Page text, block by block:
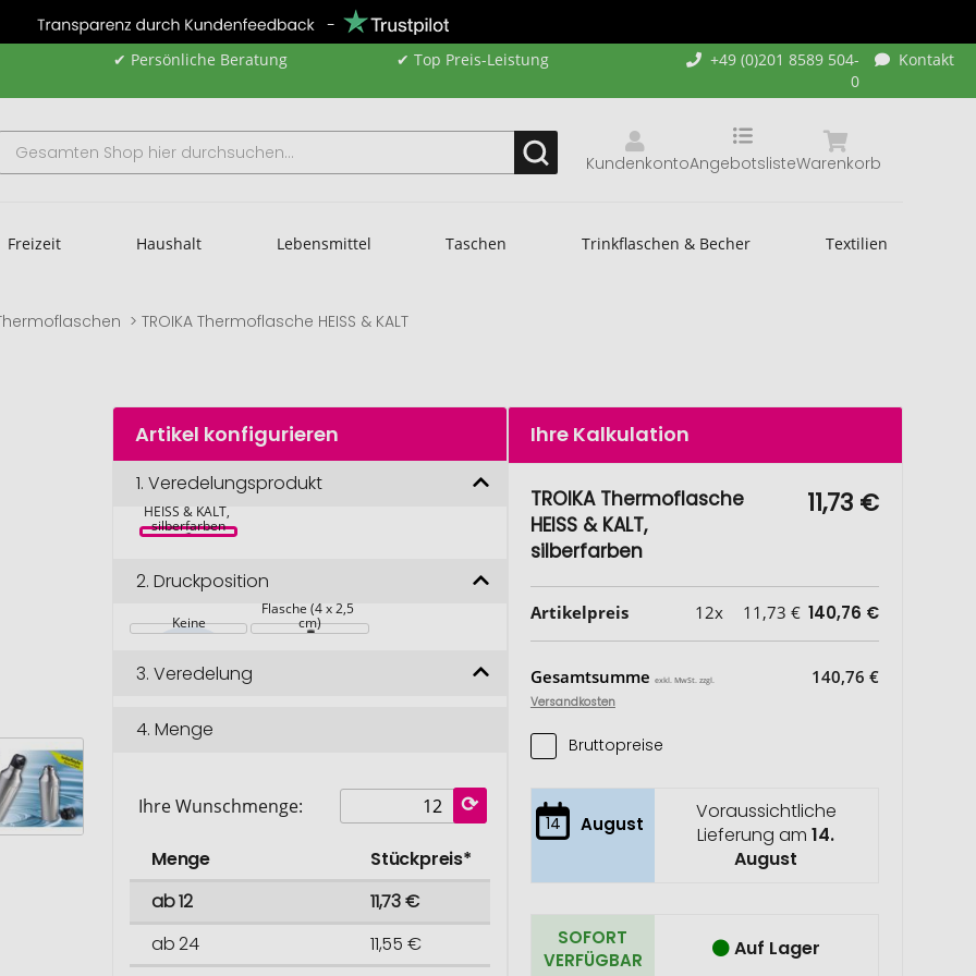
✔ Persönliche Beratung ✔ Top Preis-Leistung
+49 (0)201 8589 504-
0
Kontakt
Kundenkonto Warenkorb
Angebotsliste
Freizeit Haushalt Lebensmittel Taschen Trinkflaschen & Becher Textilien
TROIKA Thermoflasche HEISS & KALT
Artikel konfigurieren
1.Veredelungsprodukt
TROIKA
HEISS & KALT,
silberfarben
2.Druckposition
Keine
Flasche (4 x 2,5
cm)
3.Veredelung
4.Menge
Ihre Wunschmenge:
Menge
Stückpreis*
ab 12
11,73 €
ab 24
11,55 €
Ihre Kalkulation
TROIKA Thermoflasche
HEISS & KALT,
silberfarben
11,73 €
Artikelpreis 12x 11,73 € 140,76 €
Gesamtsumme exkl. MwSt. zzgl.
Versandkosten
140,76 €
Bruttopreise
14 August
Voraussichtliche
Lieferung am14.
August
SOFORT
VERFÜGBAR
Auf Lager